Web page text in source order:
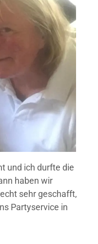
und ich durfte die
haben wir
sehr geschafft,
Partyservice in